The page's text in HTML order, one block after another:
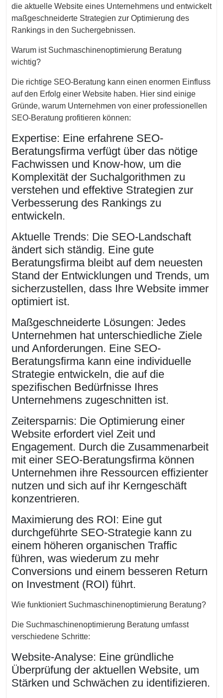
die aktuelle Website eines Unternehmens und entwickelt
maßgeschneiderte Strategien zur Optimierung des
Rankings in den Suchergebnissen.
Warum ist Suchmaschinenoptimierung Beratung
wichtig?
Die richtige SEO-Beratung kann einen enormen Einfluss
auf den Erfolg einer Website haben. Hier sind einige
Gründe, warum Unternehmen von einer professionellen
SEO-Beratung profitieren können:
Expertise: Eine erfahrene SEO-
Beratungsfirma verfügt über das nötige
Fachwissen und Know-how, um die
Komplexität der Suchalgorithmen zu
verstehen und effektive Strategien zur
Verbesserung des Rankings zu
entwickeln.
Aktuelle Trends: Die SEO-Landschaft
ändert sich ständig. Eine gute
Beratungsfirma bleibt auf dem neuesten
Stand der Entwicklungen und Trends, um
sicherzustellen, dass Ihre Website immer
optimiert ist.
Maßgeschneiderte Lösungen: Jedes
Unternehmen hat unterschiedliche Ziele
und Anforderungen. Eine SEO-
Beratungsfirma kann eine individuelle
Strategie entwickeln, die auf die
spezifischen Bedürfnisse Ihres
Unternehmens zugeschnitten ist.
Zeitersparnis: Die Optimierung einer
Website erfordert viel Zeit und
Engagement. Durch die Zusammenarbeit
mit einer SEO-Beratungsfirma können
Unternehmen ihre Ressourcen effizienter
nutzen und sich auf ihr Kerngeschäft
konzentrieren.
Maximierung des ROI: Eine gut
durchgeführte SEO-Strategie kann zu
einem höheren organischen Traffic
führen, was wiederum zu mehr
Conversions und einem besseren Return
on Investment (ROI) führt.
Wie funktioniert Suchmaschinenoptimierung Beratung?
Die Suchmaschinenoptimierung Beratung umfasst
verschiedene Schritte:
Website-Analyse: Eine gründliche
Überprüfung der aktuellen Website, um
Stärken und Schwächen zu identifizieren.